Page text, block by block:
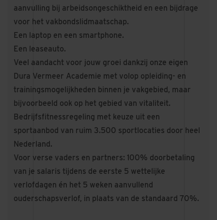
aanvulling bij arbeidsongeschiktheid en een bijdrage
voor het vakbondslidmaatschap.
Een laptop en een smartphone.
Een leaseauto.
Veel aandacht voor jouw groei dankzij onze eigen
Dura Vermeer Academie met volop opleiding- en
trainingsmogelijkheden binnen je vakgebied, maar
bijvoorbeeld ook op het gebied van vitaliteit.
Bedrijfsfitnessregeling met keuze uit een
sportaanbod van ruim 3.500 sportlocaties door heel
Nederland.
Voor verse vaders en partners: 100% doorbetaling
van je salaris tijdens de eerste 5 wettelijke
verlofdagen én het 5 weken aanvullend
ouderschapsverlof, in plaats van de standaard 70%.